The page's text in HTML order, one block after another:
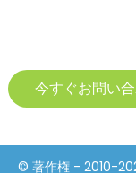
今すぐお問い
© 著作権 - 2010-